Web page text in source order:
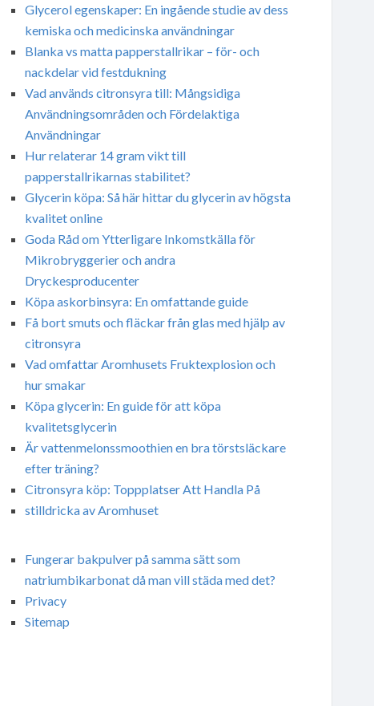
Glycerol egenskaper: En ingående studie av dess
kemiska och medicinska användningar
Blanka vs matta papperstallrikar – för- och
nackdelar vid festdukning
Vad används citronsyra till: Mångsidiga
Användningsområden och Fördelaktiga
Användningar
Hur relaterar 14 gram vikt till
papperstallrikarnas stabilitet?
Glycerin köpa: Så här hittar du glycerin av högsta
kvalitet online
Goda Råd om Ytterligare Inkomstkälla för
Mikrobryggerier och andra
Dryckesproducenter
Köpa askorbinsyra: En omfattande guide
Få bort smuts och fläckar från glas med hjälp av
citronsyra
Vad omfattar Aromhusets Fruktexplosion och
hur smakar
Köpa glycerin: En guide för att köpa
kvalitetsglycerin
Är vattenmelonssmoothien en bra törstsläckare
efter träning?
Citronsyra köp: Toppplatser Att Handla På
stilldricka av Aromhuset
Fungerar bakpulver på samma sätt som
natriumbikarbonat då man vill städa med det?
Privacy
Sitemap